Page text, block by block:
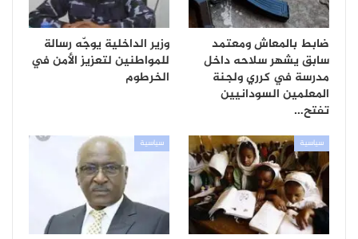
ضابط بالمعاش ومعتمد
سابق يشهر سلاحه داخل
مدرسة في كرري ولجنة
المعلمين السودانيين
تفتح…
وزير الداخلية يوجّه رسالة
للمواطنين لتعزيز الأمن في
الخرطوم
سياسية سياسية